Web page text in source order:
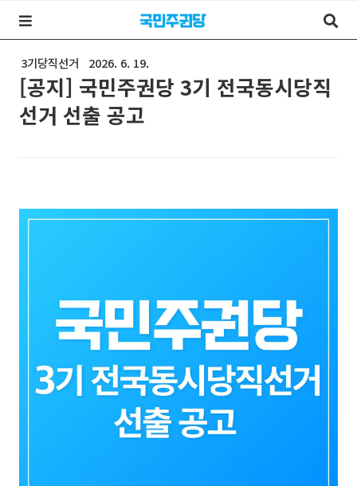
3기당직선거 2026. 6. 19.
[공지] 국민주권당 3기 전국동시당직
선거 선출 공고